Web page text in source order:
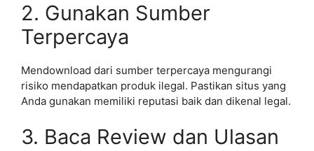
2. Gunakan Sumber
Terpercaya
Mendownload dari sumber terpercaya mengurangi
risiko mendapatkan produk ilegal. Pastikan situs yang
Anda gunakan memiliki reputasi baik dan dikenal legal.
3. Baca Review dan Ulasan